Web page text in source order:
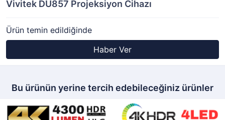
Vivitek DU857 Projeksiyon Cihazı
Ürün temin edildiğinde
Haber Ver
Bu ürünün yerine tercih edebileceğiniz ürünler